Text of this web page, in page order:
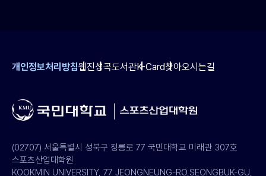
개인정보처리방침웹진성곡도서관K-Card찾아오시는길
(02707) 서울특별시 성북구 정릉로 77 국민대학교 미래관 307호
스포츠산업대학원
KOOKMIN UNIVERSITY, 77 JEONGNEUNG-RO,SEONGBUK-GU,